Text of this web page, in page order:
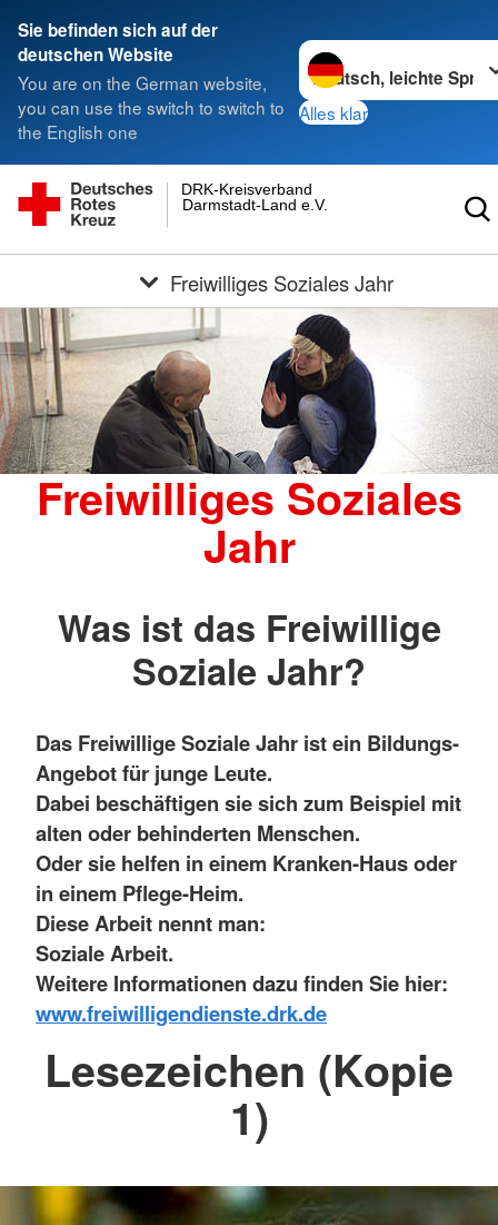
Sie befinden sich auf der
deutschen Website
You are on the German website,
you can use the switch to switch to
the English one
Sprache wechseln zu
Alles klar
Darmstadt-Land e.V.
DRK-Kreisverband
Freiwilliges Soziales Jahr
Freiwilliges Soziales
Jahr
Was ist das Freiwillige
Soziale Jahr?
Das Freiwillige Soziale Jahr ist ein Bildungs-
Angebot für junge Leute.
Dabei beschäftigen sie sich zum Beispiel mit
alten oder behinderten Menschen.
Oder sie helfen in einem Kranken-Haus oder
in einem Pflege-Heim.
Diese Arbeit nennt man:
Soziale Arbeit.
Weitere Informationen dazu finden Sie hier:
www.freiwilligendienste.drk.de
Lesezeichen (Kopie
1)